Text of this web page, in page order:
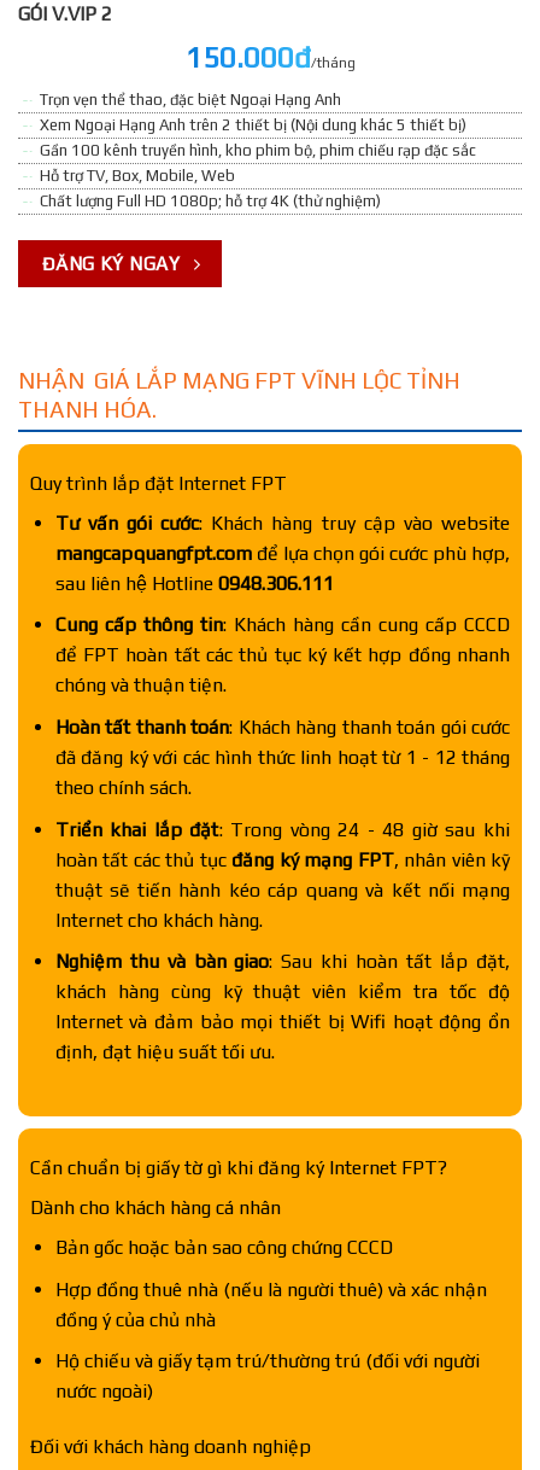
GÓI V.VIP 2
150.000đ/tháng
Trọn vẹn thể thao, đặc biệt Ngoại Hạng Anh
Xem Ngoại Hạng Anh trên 2 thiết bị (Nội dung khác 5 thiết bị)
Gần 100 kênh truyền hình, kho phim bộ, phim chiếu rạp đặc sắc
Hỗ trợ TV, Box, Mobile, Web
Chất lượng Full HD 1080p; hỗ trợ 4K (thử nghiệm)
ĐĂNG KÝ NGAY
NHẬN GIÁ LẮP MẠNG FPT VĨNH LỘC TỈNH
THANH HÓA.
Quy trình lắp đặt Internet FPT
Tư vấn gói cước: Khách hàng truy cập vào website
mangcapquangfpt.comđể lựa chọn gói cước phù hợp,
sau liên hệ Hotline 0948.306.111
Cung cấp thông tin: Khách hàng cần cung cấp CCCD
để FPT hoàn tất các thủ tục ký kết hợp đồng nhanh
chóng và thuận tiện.
Hoàn tất thanh toán: Khách hàng thanh toán gói cước
đã đăng ký với các hình thức linh hoạt từ 1 - 12 tháng
theo chính sách.
Triển khai lắp đặt: Trong vòng 24 - 48 giờ sau khi
hoàn tất các thủ tục đăng ký mạng FPT, nhân viên kỹ
thuật sẽ tiến hành kéo cáp quang và kết nối mạng
Internet cho khách hàng.
Nghiệm thu và bàn giao: Sau khi hoàn tất lắp đặt,
khách hàng cùng kỹ thuật viên kiểm tra tốc độ
Internet và đảm bảo mọi thiết bị Wifi hoạt động ổn
định, đạt hiệu suất tối ưu.
Cần chuẩn bị giấy tờ gì khi đăng ký Internet FPT?
Dành cho khách hàng cá nhân
Bản gốc hoặc bản sao công chứng CCCD
Hợp đồng thuê nhà (nếu là người thuê) và xác nhận
đồng ý của chủ nhà
Hộ chiếu và giấy tạm trú/thường trú (đối với người
nước ngoài)
Đối với khách hàng doanh nghiệp